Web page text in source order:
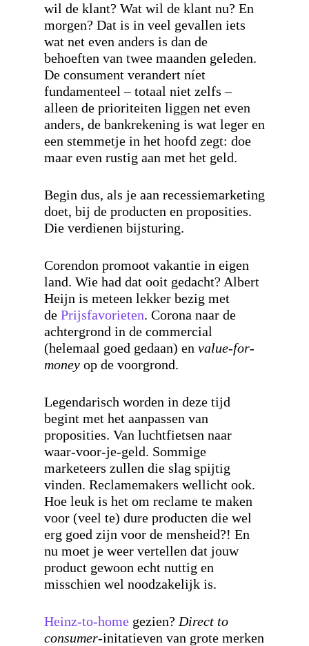
wil de klant? Wat wil de klant nu? En
morgen? Dat is in veel gevallen iets
wat net even anders is dan de
behoeften van twee maanden geleden.
De consument verandert níet
fundamenteel – totaal niet zelfs –
alleen de prioriteiten liggen net even
anders, de bankrekening is wat leger en
een stemmetje in het hoofd zegt: doe
maar even rustig aan met het geld.
Begin dus, als je aan recessiemarketing
doet, bij de producten en proposities.
Die verdienen bijsturing.
Corendon promoot vakantie in eigen
land. Wie had dat ooit gedacht? Albert
Heijn is meteen lekker bezig met
de Prijsfavorieten. Corona naar de
achtergrond in de commercial
(helemaal goed gedaan) en value-for-
money op de voorgrond.
Legendarisch worden in deze tijd
begint met het aanpassen van
proposities. Van luchtfietsen naar
waar-voor-je-geld. Sommige
marketeers zullen die slag spijtig
vinden. Reclamemakers wellicht ook.
Hoe leuk is het om reclame te maken
voor (veel te) dure producten die wel
erg goed zijn voor de mensheid?! En
nu moet je weer vertellen dat jouw
product gewoon echt nuttig en
misschien wel noodzakelijk is.
Heinz-to-home gezien? Direct to
consumer-initatieven van grote merken